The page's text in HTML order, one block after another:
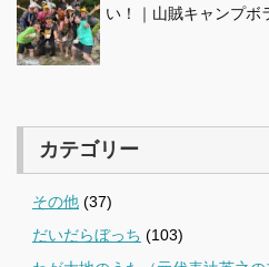
い！｜山賊キャンプボ
カテゴリー
その他 (37)
だいだらぼっち (103)